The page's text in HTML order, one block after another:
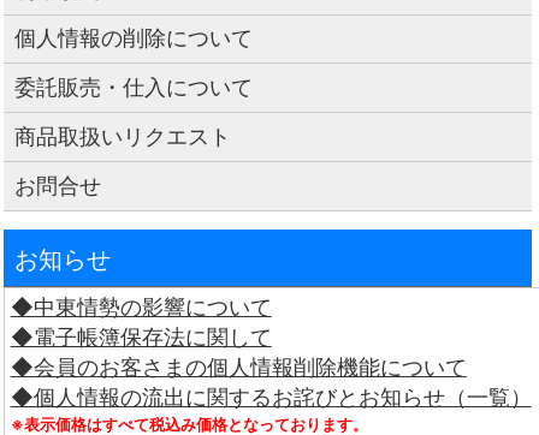
個人情報の削除について
委託販売・仕入について
商品取扱いリクエスト
お問合せ
お知らせ
◆中東情勢の影響について
◆電子帳簿保存法に関して
◆会員のお客さまの個人情報削除機能について
◆個人情報の流出に関するお詫びとお知らせ（一覧）
※表示価格はすべて税込み価格となっております。